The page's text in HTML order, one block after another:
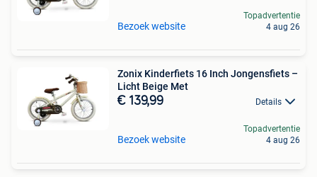
Bezoek website
Topadvertentie
4 aug 26
Zonix Kinderfiets 16 Inch Jongensfiets –
Licht Beige Met
€ 139,99 Details
Bezoek website
Topadvertentie
4 aug 26